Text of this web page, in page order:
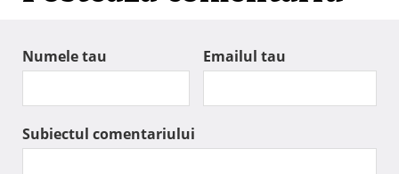
Numele tau Emailul tau
Subiectul comentariului